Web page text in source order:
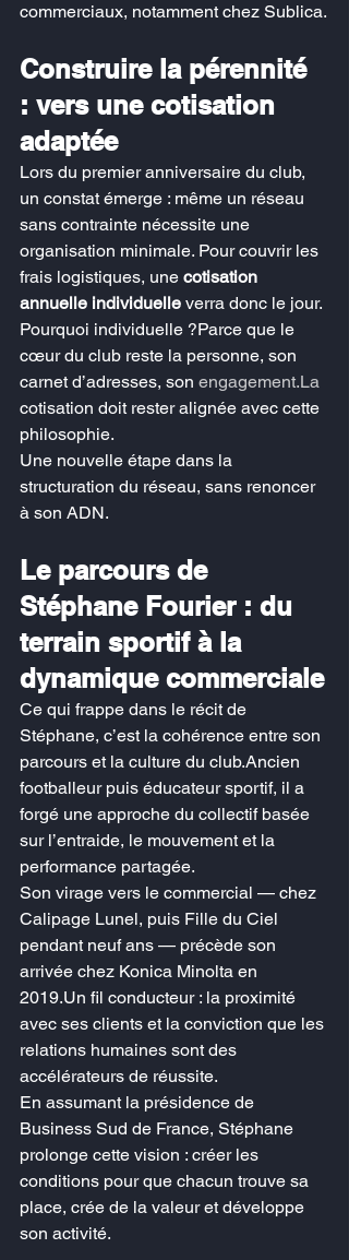
commerciaux, notamment chez Sublica.
Construire la pérennité
: vers une cotisation
adaptée
Lors du premier anniversaire du club,
un constat émerge : même un réseau
sans contrainte nécessite une
organisation minimale. Pour couvrir les
frais logistiques, une cotisation
annuelle individuelle verra donc le jour.
Pourquoi individuelle ?Parce que le
cœur du club reste la personne, son
carnet d’adresses, son engagement.La
cotisation doit rester alignée avec cette
philosophie.
Une nouvelle étape dans la
structuration du réseau, sans renoncer
à son ADN.
Le parcours de
Stéphane Fourier : du
terrain sportif à la
dynamique commerciale
Ce qui frappe dans le récit de
Stéphane, c’est la cohérence entre son
parcours et la culture du club.Ancien
footballeur puis éducateur sportif, il a
forgé une approche du collectif basée
sur l’entraide, le mouvement et la
performance partagée.
Son virage vers le commercial — chez
Calipage Lunel, puis Fille du Ciel
pendant neuf ans — précède son
arrivée chez Konica Minolta en
2019.Un fil conducteur : la proximité
avec ses clients et la conviction que les
relations humaines sont des
accélérateurs de réussite.
En assumant la présidence de
Business Sud de France, Stéphane
prolonge cette vision : créer les
conditions pour que chacun trouve sa
place, crée de la valeur et développe
son activité.